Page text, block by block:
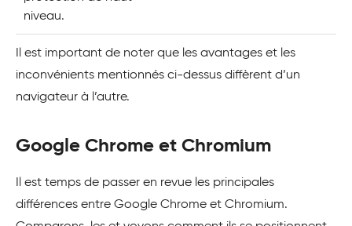
niveau.
Il est important de noter que les avantages et les
inconvénients mentionnés ci-dessus diffèrent d’un
navigateur à l’autre.
Google Chrome et Chromium
Il est temps de passer en revue les principales
différences entre Google Chrome et Chromium.